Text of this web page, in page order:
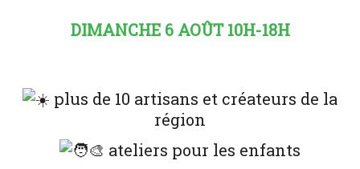
DIMANCHE 6 AOÛT 10H-18H
plus de 10 artisans et créateurs de la
région
ateliers pour les enfants